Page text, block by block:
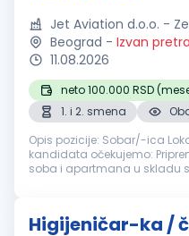
Jet Aviation d.o.o. -
Beograd - Izvan
11.08.2026
neto 100.000 RSD
1. i 2. smena
Opis pozicije: Sobar/-ica
kandidata očekujemo: Priprema, čišćenje i održavanje hotelskih
soba i apartmana u skladu
Higijeničar-ka /